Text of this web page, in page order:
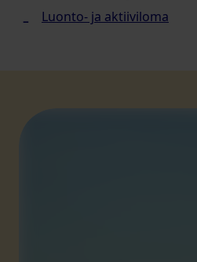
Luonto- ja aktiiviloma